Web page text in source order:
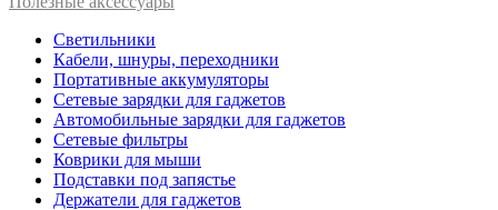
Светильники
Кабели, шнуры, переходники
Портативные аккумуляторы
Сетевые зарядки для гаджетов
Автомобильные зарядки для гаджетов
Сетевые фильтры
Коврики для мыши
Подставки под запястье
Держатели для гаджетов